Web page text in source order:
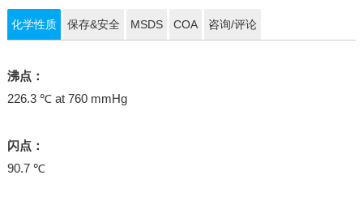
化学性质 保存&安全 MSDS COA 咨询/评论
沸点：
226.3 ℃ at 760 mmHg
闪点：
90.7 ℃